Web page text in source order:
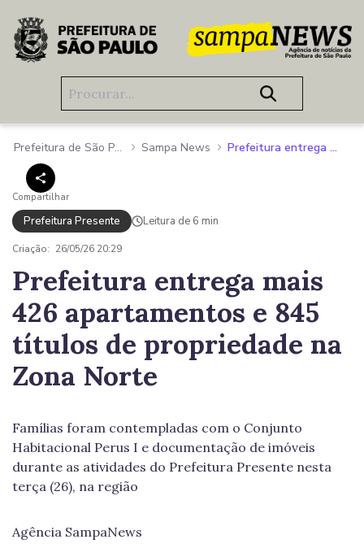
Pular para o Conteúdo principal
Prefeitura de São Paulo Sampa News Prefeitura entrega mais 426 apartamentos e 845 títulos de propriedade na Zona Norte
Compartilhar
Prefeitura Presente Leitura de 6 min
Criação: 26/05/26 20:29
Prefeitura entrega mais
426 apartamentos e 845
títulos de propriedade na
Zona Norte
Famílias foram contempladas com o Conjunto
Habitacional Perus I e documentação de imóveis
durante as atividades do Prefeitura Presente nesta
terça (26), na região
Agência SampaNews